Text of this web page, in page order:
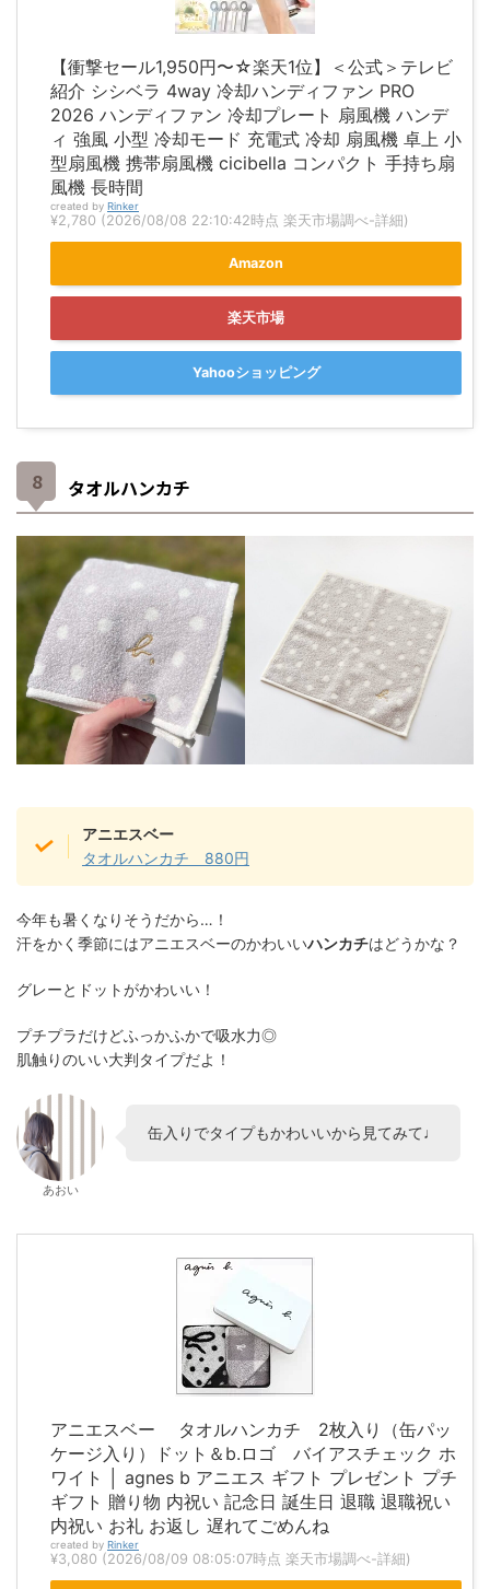
【衝撃セール1,950円〜☆楽天1位】＜公式＞テレビ
紹介 シシベラ 4way 冷却ハンディファン PRO
2026 ハンディファン 冷却プレート 扇風機 ハンデ
ィ 強風 小型 冷却モード 充電式 冷却 扇風機 卓上 小
型扇風機 携帯扇風機 cicibella コンパクト 手持ち扇
風機 長時間
created by Rinker
¥2,780 (2026/08/08 22:10:42時点 楽天市場調べ-詳細)
Amazon
楽天市場
Yahooショッピング
タオルハンカチ
アニエスベー
タオルハンカチ 880円
今年も暑くなりそうだから…！
汗をかく季節にはアニエスベーのかわいいハンカチはどうかな？
グレーとドットがかわいい！
プチプラだけどふっかふかで吸水力◎
肌触りのいい大判タイプだよ！
あおい
缶入りでタイプもかわいいから見てみて♩
アニエスベー タオルハンカチ 2枚入り（缶パッ
ケージ入り）ドット＆b.ロゴ バイアスチェック ホ
ワイト │ agnes b アニエス ギフト プレゼント プチ
ギフト 贈り物 内祝い 記念日 誕生日 退職 退職祝い
内祝い お礼 お返し 遅れてごめんね
created by Rinker
¥3,080 (2026/08/09 08:05:07時点 楽天市場調べ-詳細)